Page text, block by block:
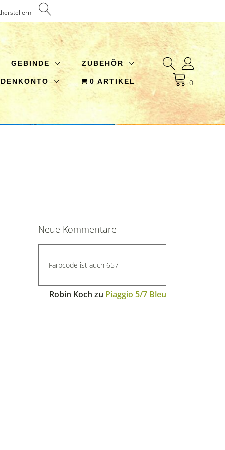
GEBINDE ZUBEHÖR
0 ARTIKEL 0
Neue Kommentare
Farbcode ist auch 657
Robin Koch zu Piaggio 5/7 Bleu